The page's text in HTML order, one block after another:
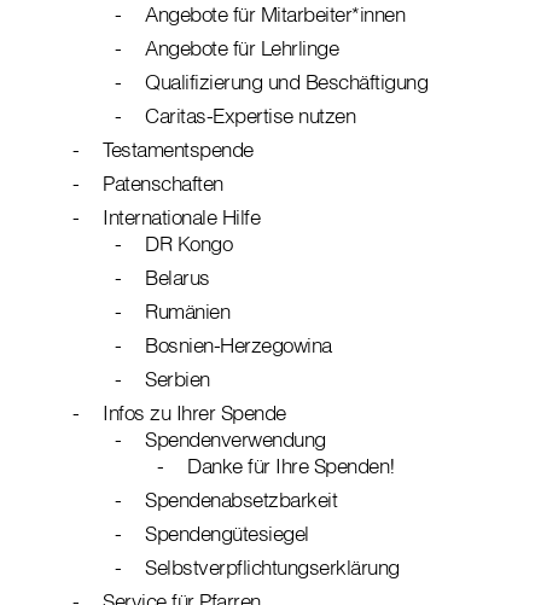
Angebote für Mitarbeiter*innen
Angebote für Lehrlinge
Qualifizierung und Beschäftigung
Caritas-Expertise nutzen
Testamentspende
Patenschaften
Internationale Hilfe
DR Kongo
Belarus
Rumänien
Bosnien-Herzegowina
Serbien
Infos zu Ihrer Spende
Spendenverwendung
Danke für Ihre Spenden!
Spendenabsetzbarkeit
Spendengütesiegel
Selbstverpflichtungserklärung